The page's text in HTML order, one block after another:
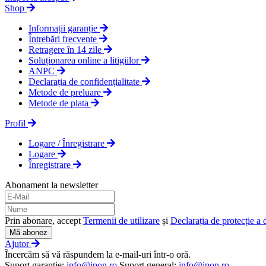
Shop
Informații garanție
Întrebări frecvente
Retragere în 14 zile
Soluționarea online a litigiilor
ANPC
Declarația de confidențialitate
Metode de preluare
Metode de plata
Profil
Logare / Înregistrare
Logare
Înregistrare
Abonament la newsletter
Prin abonare, accept Termenii de utilizare și Declarația de protecție a
Mă abonez
Ajutor
Încercăm să vă răspundem la e-mail-uri într-o oră.